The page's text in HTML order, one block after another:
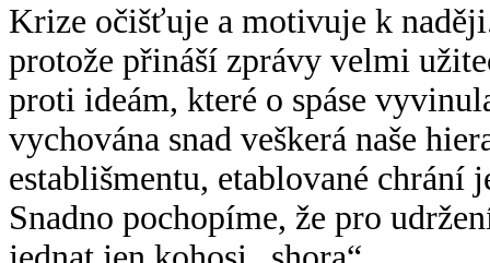
Krize očišťuje a motivuje k
protože přináší zprávy velmi
proti ideám, které o spáse
vychována snad veškerá naše
establišmentu, etablované
Snadno pochopíme, že pro